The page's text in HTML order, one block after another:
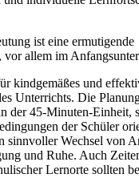
ist eine ermutigende
vor allem im
kindgemäßes und
Unterrichts. Die
der 45-Minuten-Einheit,
der Schüler
sinnvoller Wechsel von
und Ruhe. Auch
Lernorte sollten